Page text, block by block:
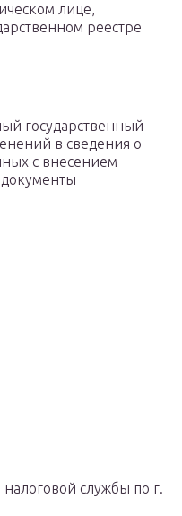
лице,
реестре
государственный
в сведения о
с внесением
службы по г.